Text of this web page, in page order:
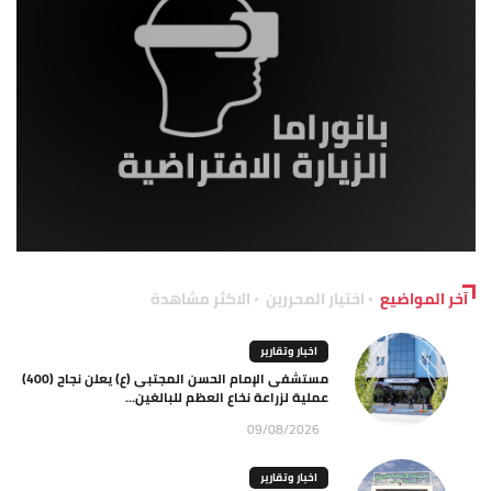
آخر المواضيع اختيار المحررين الاكثر مشاهدة
اخبار وتقارير
مستشفى الإمام الحسن المجتبى (ع) يعلن نجاح (400)
عملية لزراعة نخاع العظم للبالغين...
09/08/2026
اخبار وتقارير